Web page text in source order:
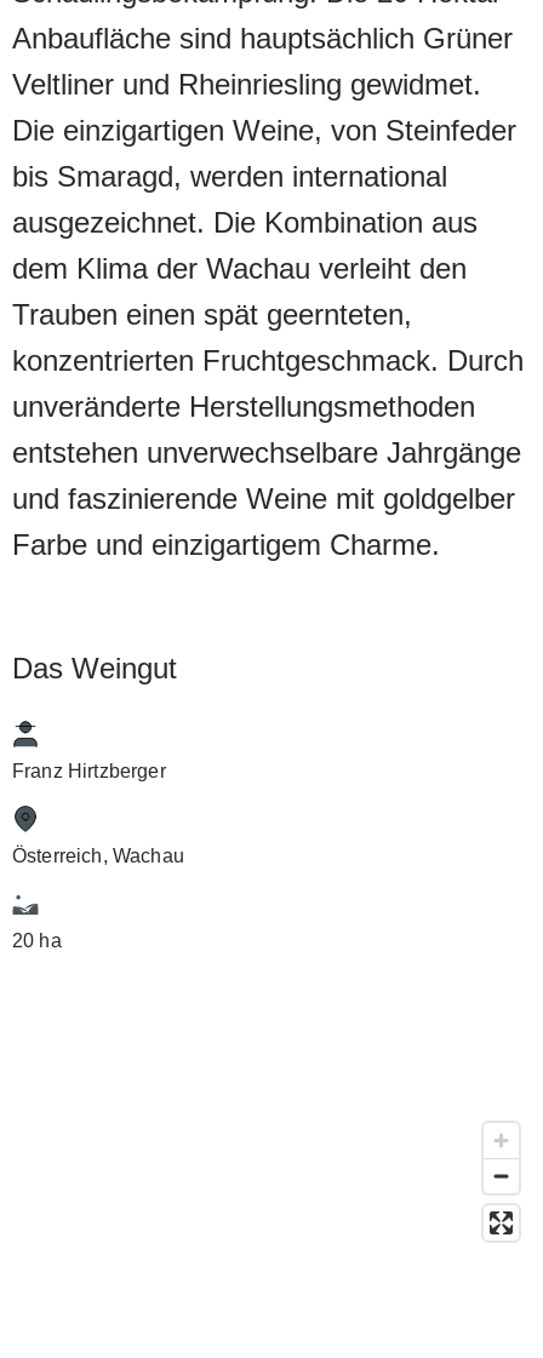
Anbaufläche sind hauptsächlich Grüner
Veltliner und Rheinriesling gewidmet.
Die einzigartigen Weine, von Steinfeder
bis Smaragd, werden international
ausgezeichnet. Die Kombination aus
dem Klima der Wachau verleiht den
Trauben einen spät geernteten,
konzentrierten Fruchtgeschmack. Durch
unveränderte Herstellungsmethoden
entstehen unverwechselbare Jahrgänge
und faszinierende Weine mit goldgelber
Farbe und einzigartigem Charme.
Das Weingut
Franz Hirtzberger
Österreich, Wachau
20 ha